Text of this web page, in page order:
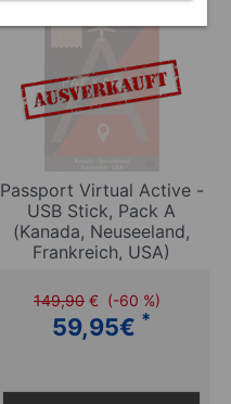
Passport Virtual Active -
USB Stick, Pack A
(Kanada, Neuseeland,
Frankreich, USA)
149,90 € (-60 %)
59,95€ *